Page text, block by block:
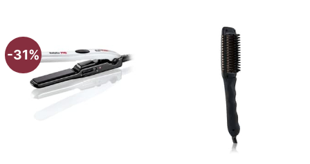
-31%